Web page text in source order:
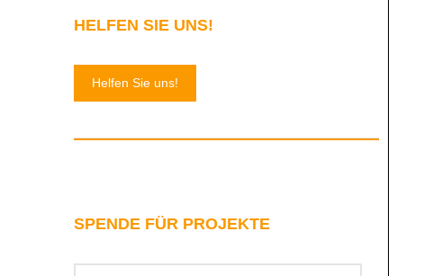
HELFEN SIE UNS!
Helfen Sie uns!
SPENDE FÜR PROJEKTE